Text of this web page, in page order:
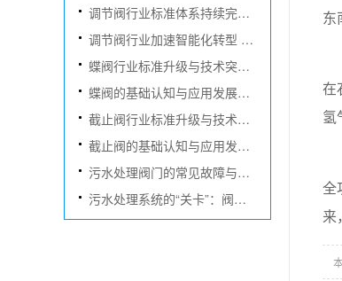
调节阀行业标准体系持续完善 技术创新赋能多元应用场景
调节阀行业加速智能化转型 国产替代与市场扩容双轮驱动
蝶阀行业标准升级与技术突破双向驱动 智能化转型全面提速
蝶阀的基础认知与应用发展：从流体隔断到精细调控的核心装备
截止阀行业标准升级与技术创新同步推进 智能化发展加速扩容
截止阀的基础认知与应用发展：从截断装置到流体控制的核心元件
污水处理阀门的常见故障与日常维护指南
污水处理系统的“关卡”：阀门的作用与选型要点
东
在
氢
全
来